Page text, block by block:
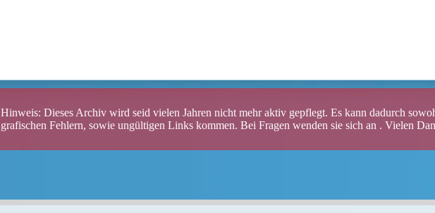
Hinweis: Dieses Archiv wird seid vielen Jahren nicht mehr aktiv gepflegt. Es kann dadurch
grafischen Fehlern, sowie ungültigen Links kommen. Bei Fragen wenden sie sich an . Vielen